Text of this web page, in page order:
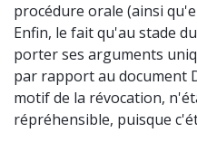
procédure orale (ainsi
Enfin, le fait qu'au stade
porter ses arguments
par rapport au document
motif de la révocation,
répréhensible, puisque